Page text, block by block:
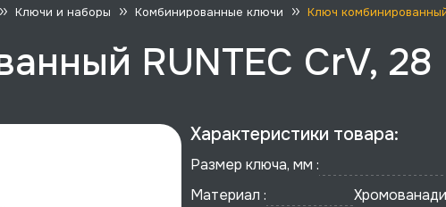
Ключи и наборы Комбинированные ключи Ключ
RUNTEC CrV,
Характеристики товара:
Размер ключа, мм :
Материал :